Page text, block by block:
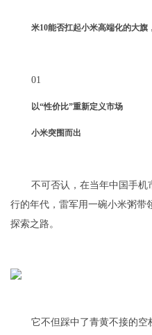
米10能否扛起小米高端化的大旗
01
以“性价比”重新定义市场
小米突围而出
不可否认，在当年中国手
行的年代，雷军用一碗小米粥带
探索之路。
它不但踩中了青黄不接的空